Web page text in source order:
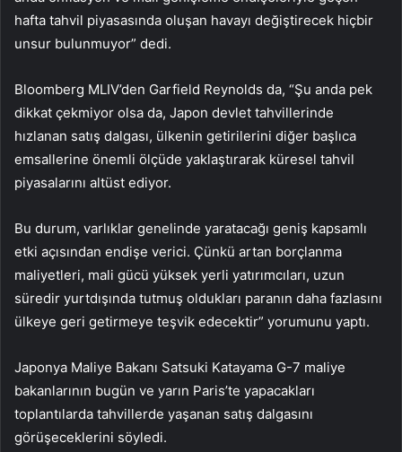
hafta tahvil piyasasında oluşan havayı değiştirecek hiçbir
unsur bulunmuyor” dedi.
Bloomberg MLIV’den Garfield Reynolds da, “Şu anda pek
dikkat çekmiyor olsa da, Japon devlet tahvillerinde
hızlanan satış dalgası, ülkenin getirilerini diğer başlıca
emsallerine önemli ölçüde yaklaştırarak küresel tahvil
piyasalarını altüst ediyor.
Bu durum, varlıklar genelinde yaratacağı geniş kapsamlı
etki açısından endişe verici. Çünkü artan borçlanma
maliyetleri, mali gücü yüksek yerli yatırımcıları, uzun
süredir yurtdışında tutmuş oldukları paranın daha fazlasını
ülkeye geri getirmeye teşvik edecektir” yorumunu yaptı.
Japonya Maliye Bakanı Satsuki Katayama G-7 maliye
bakanlarının bugün ve yarın Paris’te yapacakları
toplantılarda tahvillerde yaşanan satış dalgasını
görüşeceklerini söyledi.